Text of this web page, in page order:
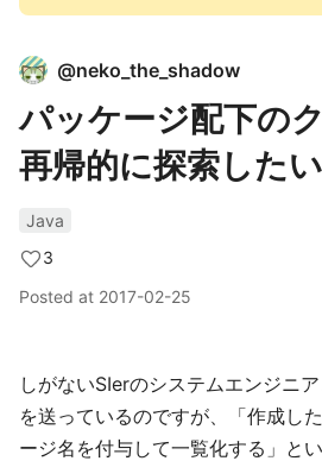
@neko_the_shadow
パッケージ配下の
再帰的に探索したい
Java
3
Posted at 2017-02-25
しがないSIerのシステムエンジニ
を送っているのですが、「作成し
ージ名を付与して一覧化する」と